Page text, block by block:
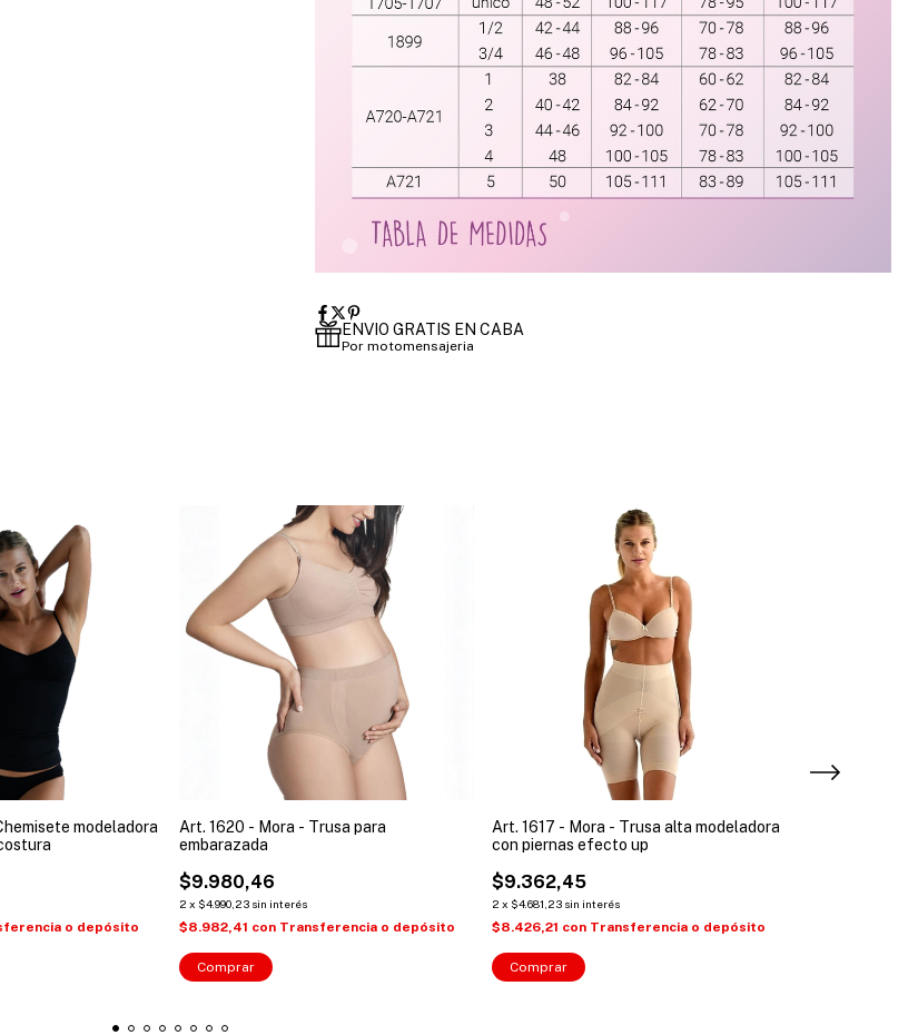
ENVIO GRATIS EN CABA
Por motomensajeria
modeladora
o depósito
Art. 1620 - Mora - Trusa para
embarazada
$9.980,46
2 x $4.990,23 sin interés
$8.982,41 con Transferencia o depósito
Comprar
Art. 1617 - Mora - Trusa alta modeladora
con piernas efecto up
$9.362,45
2 x $4.681,23 sin interés
$8.426,21 con Transferencia o depósito
Comprar